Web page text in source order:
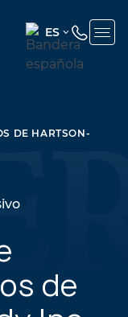
ES
ENGLISH
SPANISH
DE HARTSON-
de